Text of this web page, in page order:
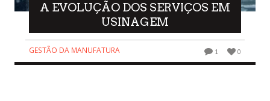
A EVOLUÇÃO DOS SERVIÇOS EM
USINAGEM
GESTÃO DA MANUFATURA 1 0